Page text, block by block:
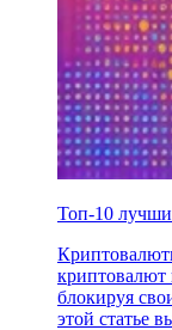
Топ-10
криптовалют
блокируя
этой статье